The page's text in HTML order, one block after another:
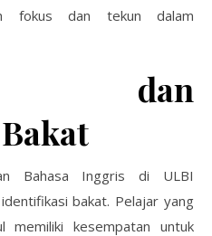
fokus dan tekun dalam
dan
Bahasa Inggris di ULBI
bakat. Pelajar yang
memiliki kesempatan untuk